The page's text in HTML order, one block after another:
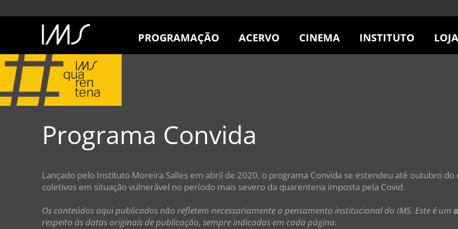
PROGRAMAÇÃO
EXPOSIÇÕES
ANTERIORES
TOURS VIRTUAIS
ACERVO
MÚSICA
ARTE CONTEMPORÂNEA
DESTAQUES DE A a Z
PROGRAMA CONVIDA
CINEMA INSTITUTO
ESCOLA ESCUTA
PUBLICAÇÕES E DVDs
Programa Convida
Lançado pelo Instituto Moreira Salles em abril de 2020, o programa Convida se estendeu até outubro
coletivos em situação vulnerável no período mais severo da quarentena imposta pela Covid.
Os conteúdos aqui publicados não refletem necessariamente o pensamento institucional do IMS. Este é um
respeito às datas originais de publicação, sempre indicadas em cada página.